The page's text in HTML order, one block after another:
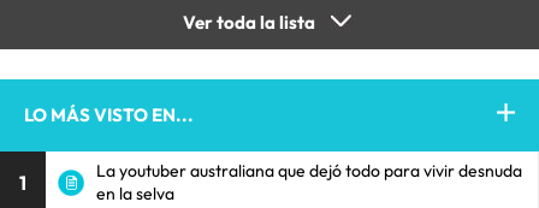
Ver toda la lista
LO MÁS VISTO EN...
1
La youtuber australiana que dejó todo para vivir desnuda
en la selva